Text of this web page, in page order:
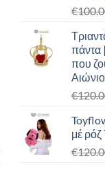
€
πάντα
που
€
μέ
€